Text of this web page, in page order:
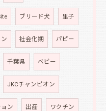
ブリード犬 里子
社会化期 パピー
千葉県 ベビー
JKCチャンピオン
ン 出産 ワクチン